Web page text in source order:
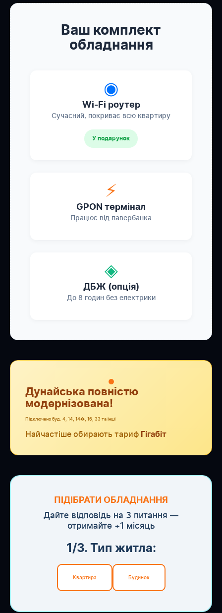
Ваш комплект
обладнання
◉
Wi-Fi роутер
Сучасний, покриває всю квартиру
У подарунок
⚡
GPON термінал
Працює від павербанка
◈
ДБЖ (опція)
До 8 годин без електрики
●
Дунайська повністю
модернізована!
Підключено буд. 4, 14, 14�, 16, 33 та інші
Найчастіше обирають тариф Гігабіт
ПІДІБРАТИ ОБЛАДНАННЯ
Дайте відповідь на 3 питання —
отримайте +1 місяць
1/3. Тип житла:
Квартира Будинок